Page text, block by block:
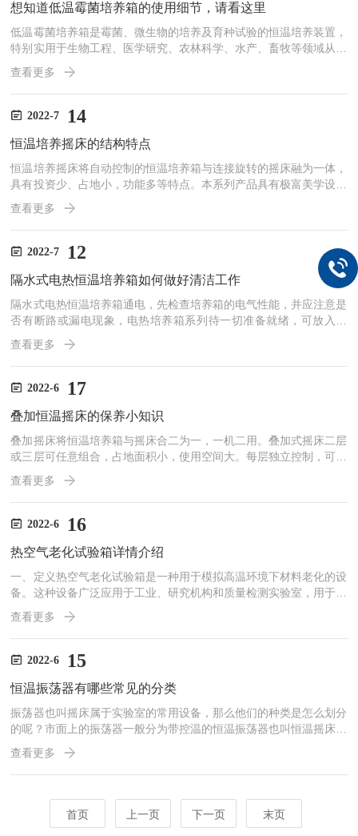
养箱箱体内顶部的旋转风扇，将空气排入箱体实现气体循环、平衡...
想知道低温霉菌培养箱的使用细节，请看这里
低温霉菌培养箱是霉菌、微生物的培养及育种试验的恒温培养装置，
特别实用于生物工程、医学研究、农林科学、水产、畜牧等领域从事
科研和生产使用的理想的设备。广泛应用于植物发芽、育苗、微生物
培养、昆虫及小动物的饲养、产品老化实验及使用寿命测试(可做30
段程控或联计算机控制)。采用豪华铝合金外框，银色或者金色，使
得整个箱体看上去精致大方。箱体外部有标准开孔，能够更加的控制
太阳光相差无几，这样设置能够让植物更好的吸收光线进行光合作...
查看更多
2022-7 14
恒温培养摇床的结构特点
恒温培养摇床将自动控制的恒温培养箱与连接旋转的摇床融为一体，
具有投资少、占地小，功能多等特点。本系列产品具有极富美学设计
理念的流线型豪华整机造型、形象化设计思维的人机对话操作界面、
对仪器温度、频率等指标具有控制能力的智能化微处理芯片。产品广
泛应用于对温度、振荡频率有着较高要求的细菌培养、发酵、杂交和
生物化学反应以及酶、细胞组织的研究。在医学、生物学、分子学、
制药、食品、环保等研究应用领域有着广泛而重要的应用。恒温培养
摇床结构特点：1、集恒温培养箱与振荡器于一体，节约空间占地
小...
查看更多
2022-7 12
隔水式电热恒温培养箱如何做好清洁工作
隔水式电热恒温培养箱通电，先检查培养箱的电气性能，并应注意是
否有断路或漏电现象，电热培养箱系列待一切准备就绪，可放入试
品，关上箱门，适当调节排气阀，在通电必须先加水，水位高低上指
示不要超过水位指示线，下水位要显示得出,若是指针式表，缓慢转
动调整器，使电表指在"0"处，把设定钮的白色标注线对准所需要的
温度值，合上电源开关至"开"处，仪表绿灯亮，此箱开始加热，随着
表红灯亮，此箱停止加热，温度逐渐下降，当降到设定值时，仪表...
查看更多
2022-6 17
叠加恒温摇床的保养小知识
叠加摇床将恒温培养箱与摇床合二为一，一机二用。叠加式摇床二层
或三层可任意组合，占地面积小，使用空间大。每层独立控制，可在
不同温度、转速下同时操作，亦可根据需要选择一层或多层进行操
作。具有超温及异常情况自动断电功能，同时具有断电恢复功能，避
免了因停电、死机而造成的数据丢失。无氟环保的制冷方式，噪音
低，制冷效果佳。人性化设计的开门即停转功能，给使用人员带来更
加恒温摇床工作时，为避免仪器产生大的振动，所古培养试剂瓶应在
摇台...
查看更多
2022-6 16
热空气老化试验箱详情介绍
一、定义热空气老化试验箱是一种用于模拟高温环境下材料老化的设
备。这种设备广泛应用于工业、研究机构和质量检测实验室，用于评
估材料在长时间高温暴露条件下的性能变化和寿命预测。通过模拟真
实环境中的老化过程，可以提前发现并解决潜在问题，改进产品质量
和可靠性。它可以用于测试塑料、橡胶、电子元件、涂层材料等多种
材料在高温环境下的耐热性、机械性能、电气特性等方面的变化。
内部有加热器，通过加热器提供的热能使试验箱内部温度快速升高。
同...
查看更多
2022-6 15
恒温振荡器有哪些常见的分类
振荡器也叫摇床属于实验室的常用设备，那么他们的种类是怎么划分
的呢？市面上的振荡器一般分为带控温的恒温振荡器也叫恒温摇床，
不带控温的就是敞开式的那种，今天我们主要说说带控温的恒温摇
床。恒温摇床按照温度划分可以分为带制冷型，和不带制冷型。按照
外形划分可以分为卧式恒温摇床，立式恒温摇床，台式恒温摇床，叠
式恒温摇床等。卧式恒温摇床主要适用于放的三角烧杯比较大的，因
为是卧室所以有效的空间高度比较高。所以一般振荡大型烧杯都是用
查看更多
首页 上一页 下一页 末页